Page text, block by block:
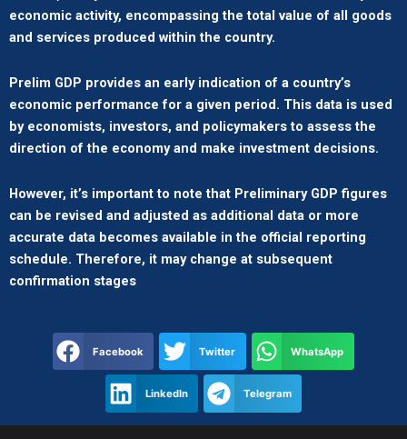
economic activity, encompassing the total value of all goods
and services produced within the country.
Prelim GDP provides an early indication of a country’s
economic performance for a given period. This data is used
by economists, investors, and policymakers to assess the
direction of the economy and make investment decisions.
However, it’s important to note that Preliminary GDP figures
can be revised and adjusted as additional data or more
accurate data becomes available in the official reporting
schedule. Therefore, it may change at subsequent
confirmation stages
Facebook Twitter WhatsApp
LinkedIn Telegram